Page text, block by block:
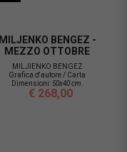
MILJENKO BENGEZ -
MEZZO OTTOBRE
MILJIENKO BENGEZ
Grafica d'autore / Carta
Dimensioni:50x40 cm.
€ 268,00